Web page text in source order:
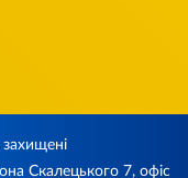
Скалецького 7, офіс